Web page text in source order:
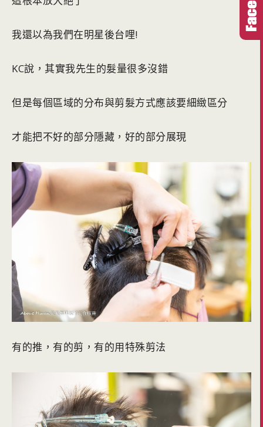
我還以為我們在明星後台哩!
KC說，其實我先生的髮量很多沒錯
但是每個區域的分布與剪髮方式應該要細緻區分
才能把不好的部分隱藏，好的部分展現
有的推，有的剪，有的用特殊剪法